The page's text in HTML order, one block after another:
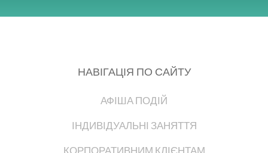
НАВІГАЦІЯ ПО САЙТУ
АФІША ПОДІЙ
ІНДИВІДУАЛЬНІ ЗАНЯТТЯ
КОРПОРАТИВНИМ КЛІЄНТАМ